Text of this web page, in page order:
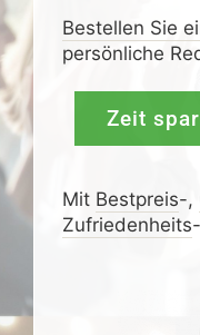
Bestellen Sie
persönliche
Zeit
Mit Bestpreis-,
Zufrieden­­heits